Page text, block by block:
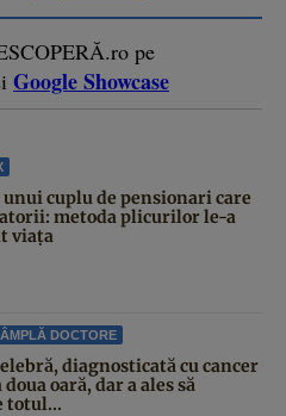
pe
Google Showcase
unui cuplu de pensionari care
metoda plicurilor le-a
viața
DOCTORE
diagnosticată cu cancer
oară, dar a ales să
totul...